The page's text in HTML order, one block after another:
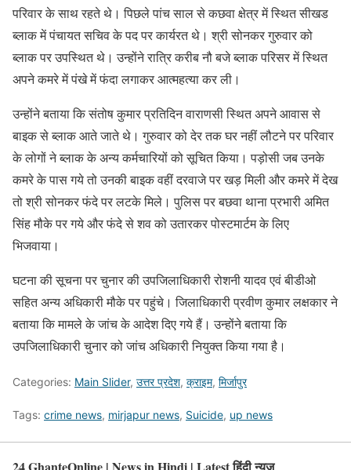
परिवार के साथ रहते थे। पिछले पांच साल से कछवा क्षेत्र में स्थित सीखड
ब्लाक में पंचायत सचिव के पद पर कार्यरत थे। श्री सोनकर गुरुवार को
ब्लाक पर उपस्थित थे। उन्होंने रात्रि करीब नौ बजे ब्लाक परिसर में स्थित
अपने कमरे में पंखे में फंदा लगाकर आत्महत्या कर ली।
उन्होंने बताया कि संतोष कुमार प्रतिदिन वाराणसी स्थित अपने आवास से
बाइक से ब्लाक आते जाते थे। गुरुवार को देर तक घर नहीं लौटने पर परिवार
के लोगों ने ब्लाक के अन्य कर्मचारियों को सूचित किया। पड़ोसी जब उनके
कमरे के पास गये तो उनकी बाइक वहीं दरवाजे पर खड़ मिली और कमरे में देख
तो श्री सोनकर फंदे पर लटके मिले। पुलिस पर बछवा थाना प्रभारी अमित
सिंह मौके पर गये और फंदे से शव को उतारकर पोस्टमार्टम के लिए
भिजवाया।
घटना की सूचना पर चुनार की उपजिलाधिकारी रोशनी यादव एवं बीडीओ
सहित अन्य अधिकारी मौके पर पहुंचे। जिलाधिकारी प्रवीण कुमार लक्षकार ने
बताया कि मामले के जांच के आदेश दिए गये हैं। उन्होंने बताया कि
उपजिलाधिकारी चुनार को जांच अधिकारी नियुक्त किया गया है।
Categories: Main Slider, उत्तर प्रदेश, क्राइम, मिर्जापुर
Tags: crime news, mirjapur news, Suicide, up news
24 GhanteOnline | News in Hindi | Latest हिंदी न्यूज़